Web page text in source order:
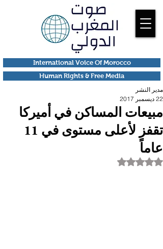
Human Rights & Free Media
International Voice Of Morocco
مبيعات المساكن في أميركا
تقفز لأعلى مستوى في 11
عاماً
مدير النشر
22 ديسمبر 2017
تم التقييم بـ ليس رقمًا من أصل 5 نجوم.